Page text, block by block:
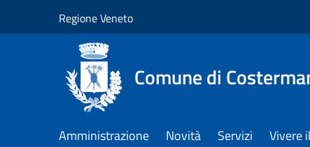
Regione Veneto
Comune di
Amministrazione Novità Servizi Vivere